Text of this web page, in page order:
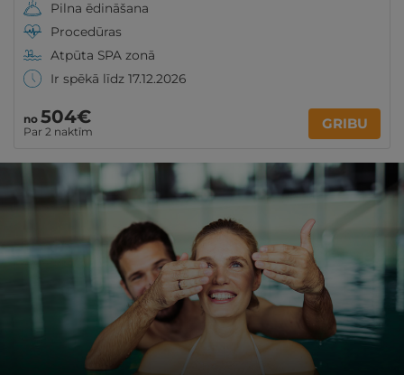
Pilna ēdināšana
Procedūras
Atpūta SPA zonā
Ir spēkā līdz 17.12.2026
no 504€
Par 2 naktīm GRIBU